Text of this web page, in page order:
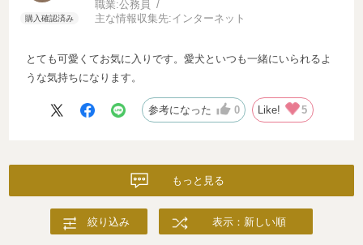
職業:公務員
主な情報収集先:インターネット
とても可愛くてお気に入りです。愛犬といつも一緒にいられるよ
うな気持ちになります。
参考になった 0 Like! 5
もっと見る
絞り込み 表示：新しい順